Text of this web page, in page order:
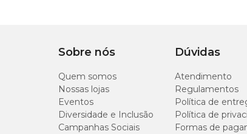
Como usar o vaso autoirrigável?
Sobre nós
Quem somos
Nossas lojas
Eventos
Diversidade e Inclusão
Campanhas Sociais
Dúvidas
Atendimento
Regulamentos
Política de
Política de
Formas de